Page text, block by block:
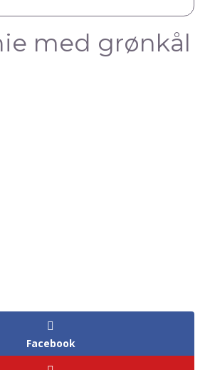
med grønkål
Facebook